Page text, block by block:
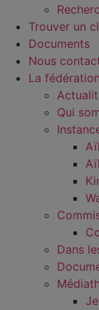
Trouver un
Documents
Nous
La fédération
Qui
Dans